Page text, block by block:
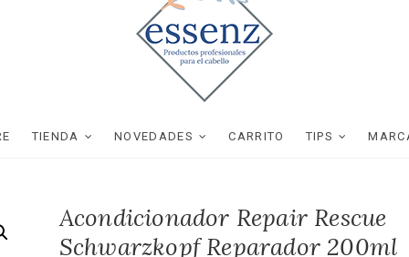
essenz
TIENDA NOVEDADES CARRITO TIPS
Acondicionador Repair Rescue
Schwarzkopf Reparador 200ml